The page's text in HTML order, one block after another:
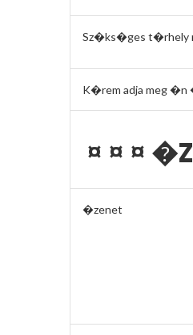
Sz�ks�ges t�rhely
K�rem adja meg
¤ ¤ ¤
�zenet